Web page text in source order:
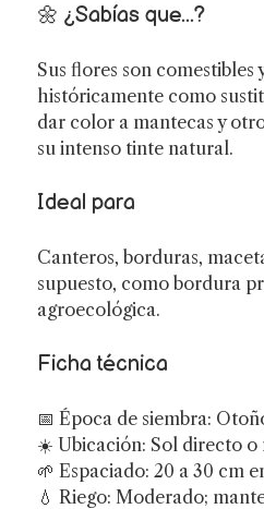
🌼 ¿Sabías que...?
Sus flores son comestibles
históricamente como
dar color a mantecas y
su intenso tinte natural.
Ideal para
Canteros, borduras,
supuesto, como bordura
agroecológica.
Ficha técnica
📅 Época de siembra:
☀️ Ubicación: Sol directo o
🌱 Espaciado: 20 a 30 cm
💧 Riego: Moderado;